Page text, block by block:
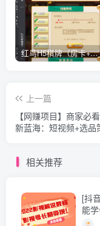
红鸟H5棋牌（房卡+金币）全套双模式游戏源码
上一篇
【网赚项目】商家必
新蓝海：短视频+选品
相关推荐
[抖
能